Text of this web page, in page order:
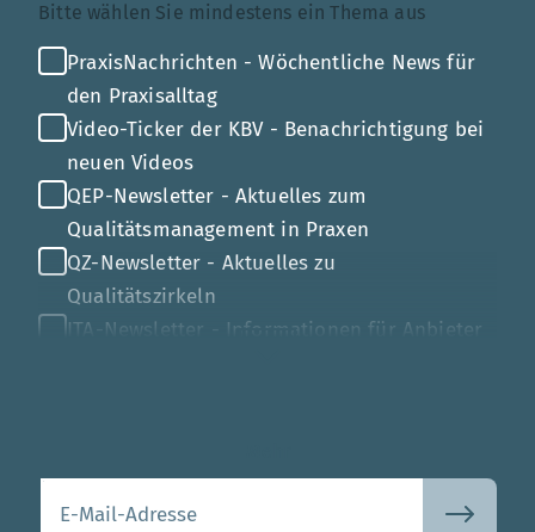
Bitte wählen Sie mindestens ein Thema aus
PraxisNachrichten - Wöchentliche News für
den Praxisalltag
Video-Ticker der KBV - Benachrichtigung bei
neuen Videos
QEP-Newsletter - Aktuelles zum
Qualitätsmanagement in Praxen
QZ-Newsletter - Aktuelles zu
Qualitätszirkeln
ITA-Newsletter - Informationen für Anbieter